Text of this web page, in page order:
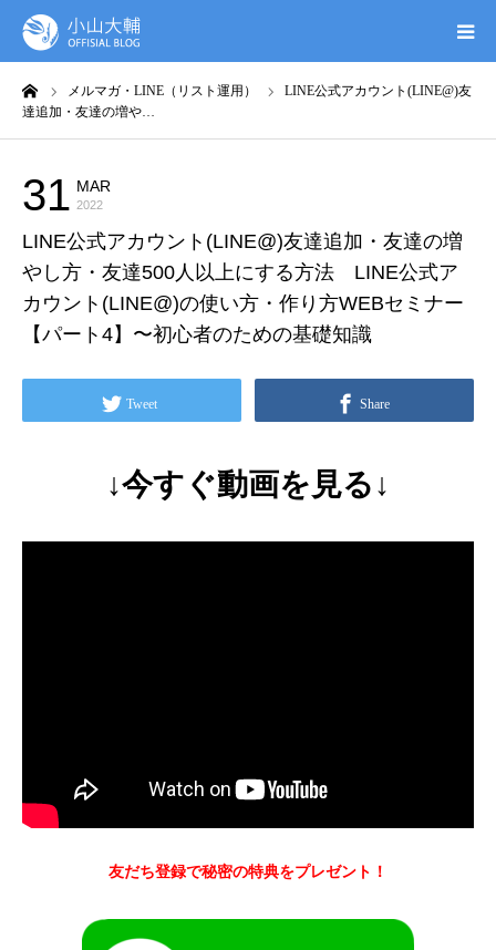
メルマガ・LINE（リスト運用）
LINE公式アカウント(LINE@)友
達追加・友達の増や…
31 MAR
2022
LINE公式アカウント(LINE@)友達追加・友達の増
やし方・友達500人以上にする方法 LINE公式ア
カウント(LINE@)の使い方・作り方WEBセミナー
【パート4】〜初心者のための基礎知識
Tweet Share
↓今すぐ動画を見る↓
友だち登録で秘密の特典をプレゼント！
UTAGE(ウタゲ)
無料ガイドブック
オンシク本
プロフィール